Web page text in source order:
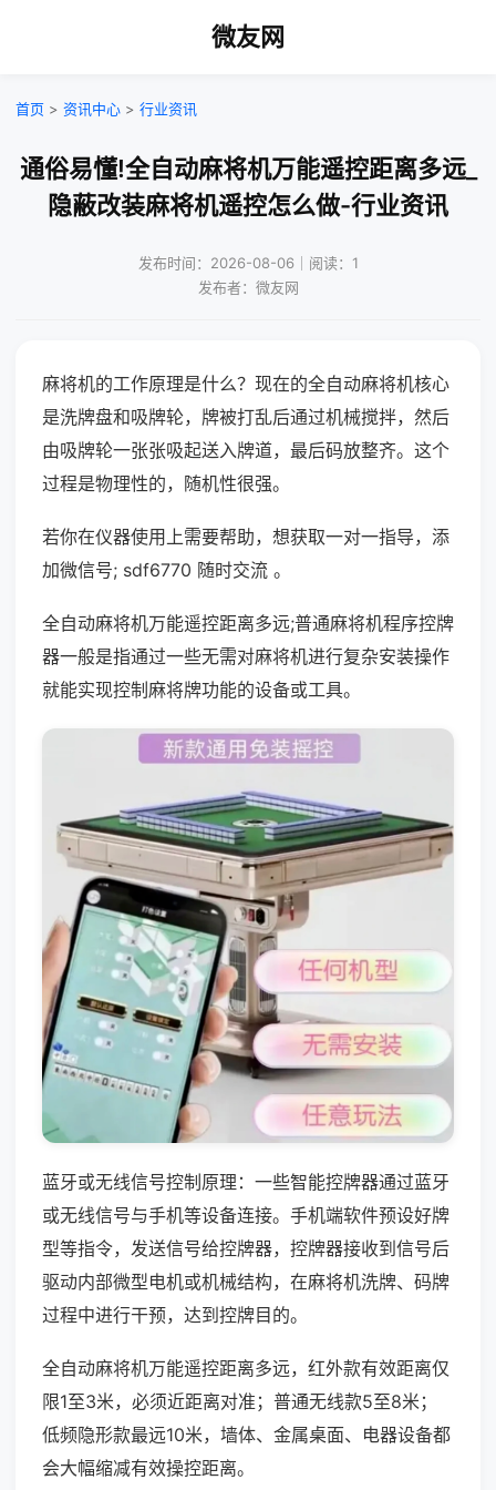
微友网
首页 > 资讯中心 > 行业资讯
通俗易懂!全自动麻将机万能遥控距离多远_
隐蔽改装麻将机遥控怎么做-行业资讯
发布时间：2026-08-06｜阅读：1
发布者：微友网
麻将机的工作原理是什么？现在的全自动麻将机核心
是洗牌盘和吸牌轮，牌被打乱后通过机械搅拌，然后
由吸牌轮一张张吸起送入牌道，最后码放整齐。这个
过程是物理性的，随机性很强。
若你在仪器使用上需要帮助，想获取一对一指导，添
加微信号; sdf6770 随时交流 。
全自动麻将机万能遥控距离多远;普通麻将机程序控牌
器一般是指通过一些无需对麻将机进行复杂安装操作
就能实现控制麻将牌功能的设备或工具。
蓝牙或无线信号控制原理：一些智能控牌器通过蓝牙
或无线信号与手机等设备连接。手机端软件预设好牌
型等指令，发送信号给控牌器，控牌器接收到信号后
驱动内部微型电机或机械结构，在麻将机洗牌、码牌
过程中进行干预，达到控牌目的。
全自动麻将机万能遥控距离多远，红外款有效距离仅
限1至3米，必须近距离对准；普通无线款5至8米；
低频隐形款最远10米，墙体、金属桌面、电器设备都
会大幅缩减有效操控距离。